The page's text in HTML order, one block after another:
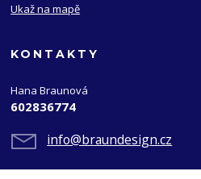
Ukaž na mapě
KONTAKTY
Hana Braunová
602836774
info@braundesign.cz